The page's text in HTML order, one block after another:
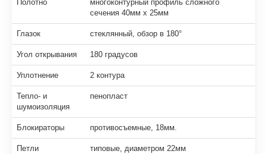
Полотно
многоконтурный профиль сложного
сечения 40мм х 25мм
Глазок стеклянный, обзор в 180°
Угол открывания 180 градусов
Уплотнение 2 контура
Тепло- и
шумоизоляция
пенопласт
Блокираторы противосъемные, 18мм.
Петли типовые, диаметром 22мм